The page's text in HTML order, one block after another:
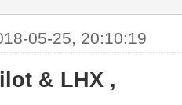
05-25, 20:10:19
& LHX ,